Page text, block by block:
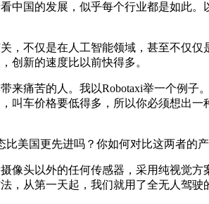
国的发展，似乎每个行业都是如此。
不仅是在人工智能领域，甚至不仅仅
创新的速度比以前快得多。
苦的人。我以Robotaxi举一个例子
叫车价格要低得多，所以你必须想出
美国更先进吗？你如何对比这两者的产
头以外的任何传感器，采用纯视觉方
从第一天起，我们就用了全无人驾驶